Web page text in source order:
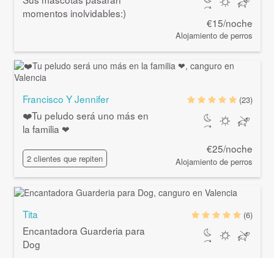
momentos inolvidables:)
€15/noche
Alojamiento de perros
Francisco Y Jennifer
❤️Tu peludo será uno más en
la familia ❤
2 clientes que repiten
(23)
€25/noche
Alojamiento de perros
Tita
Encantadora Guarderia para
Dog
(6)